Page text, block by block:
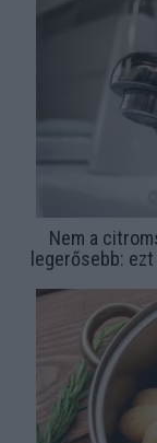
Nem a
legerősebb: